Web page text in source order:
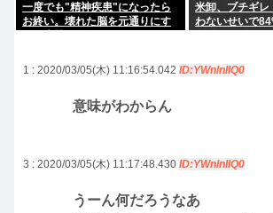
一度でも"精神疾患"になったら
お終い。壊れた脳を元通りにす
米卸、ブチギレ
わないせいで
1 : 2020/03/05(木) 11:16:54.042 ID:YWnlnIIQ0
意味がわからん
3 : 2020/03/05(木) 11:17:48.430 ID:YWnlnIIQ0
うーん何だろうなあ